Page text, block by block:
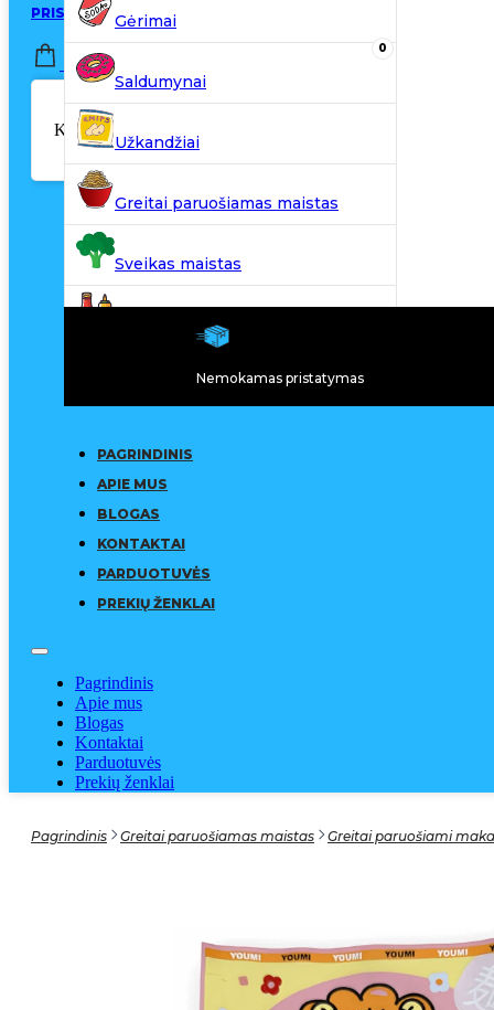
PRISIJUNGTI / REGISTRUOTIS
0,00€
Krepšelyje nėra produktų.
0
Gėrimai
Saldumynai
Užkandžiai
Greitai paruošiamas maistas
Sveikas maistas
Kiti produktai
Nemokamas pristatymas
PAGRINDINIS
APIE MUS
BLOGAS
KONTAKTAI
PARDUOTUVĖS
PREKIŲ ŽENKLAI
Pagrindinis
Apie mus
Blogas
Kontaktai
Parduotuvės
Prekių ženklai
Pagrindinis Greitai paruošiamas maistas Greitai paruošiami